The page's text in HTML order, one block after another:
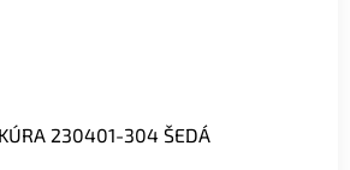
230401-304 ŠEDÁ